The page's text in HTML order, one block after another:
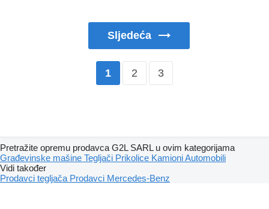
Sljedeća
1 2 3
Pretražite opremu prodavca G2L SARL u ovim kategorijama
Građevinske mašine Tegljači Prikolice KamioniAutomobili
Vidi također
Prodavci tegljača Prodavci Mercedes-Benz